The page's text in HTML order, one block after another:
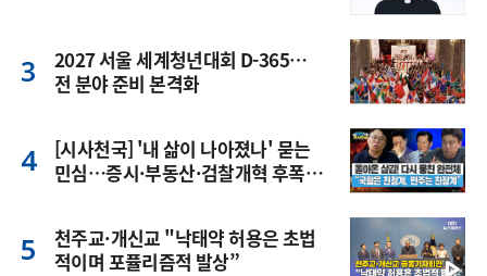
2027 서울 세계청년대회 D-365…
전 분야 준비 본격화
[시사천국] '내 삶이 나아졌나' 묻는
민심…증시·부동산·검찰개혁 후폭
천주교·개신교 "낙태약 허용은 초법
적이며 포퓰리즘적 발상”